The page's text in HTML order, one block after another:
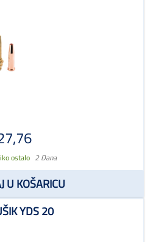
ostalo 2 Dana
U KOŠARICU
YDS 20